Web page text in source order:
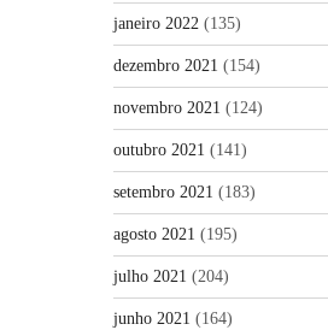
janeiro 2022 (135)
dezembro 2021 (154)
novembro 2021 (124)
outubro 2021 (141)
setembro 2021 (183)
agosto 2021 (195)
julho 2021 (204)
junho 2021 (164)